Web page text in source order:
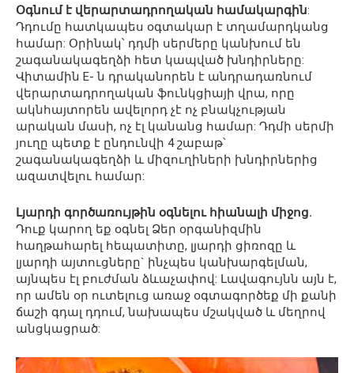
Օգնում է վերարտադրողական համակարգին:
Դդումը հատկապես օգտակար է տղամարդկանց
համար: Օրինակ՝ դդմի սերմերը կանխում են
շագանակագեղձի հետ կապված խնդիրները:
Վիտամին E- ն դրականորեն է անդրադառնում
վերարտադրողական ֆունկցիայի վրա, որը
ակնհայտորեն ավելորդ չէ ոչ բնակչության
արական մասի, ոչ էլ կանանց համար: Դդմի սերմի
յուղը պետք է ընդունվի 4 շաբաթ՝
շագանակագեղձի և միզուղիների խնդիրներից
ազատվելու համար:
Լյարդի գործառույթին օգնելու հիանալի միջոց.
Դուք կարող եք օգնել Ձեր օրգանիզմին
հաղթահարել հեպատիտը, լյարդի ցիռոզը և
լյարդի այտուցները` ինչպես կանխարգելման,
այնպես էլ բուժման ձևաչափով: Լավագույնն այն է,
որ ամեն օր ուտելուց առաջ օգտագործեք մի քանի
ճաշի գդալ դդում, նախապես մշակված և մեղրով
անցկացրած: